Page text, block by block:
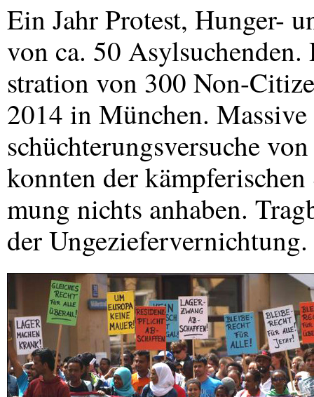
Ein Jahr Protest, Hunger-
von ca. 50 Asylsuchenden.
stration von 300 Non-
2014 in München.
schüchterungsversuche
konnten der
mung nichts anhaben.
der Ungeziefervernichtung.